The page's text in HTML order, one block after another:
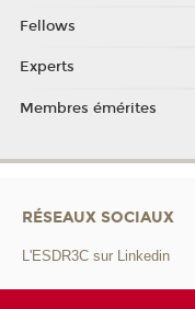
Fellows
Experts
Membres émérites
RÉSEAUX SOCIAUX
L'ESDR3C sur Linkedin